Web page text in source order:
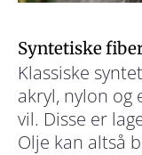
Syntetiske
Klassiske
akryl, nylon og
vil. Disse er
Olje kan altså